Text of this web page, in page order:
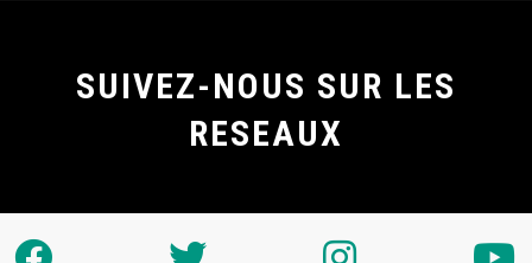
SUIVEZ-NOUS SUR LES
RESEAUX